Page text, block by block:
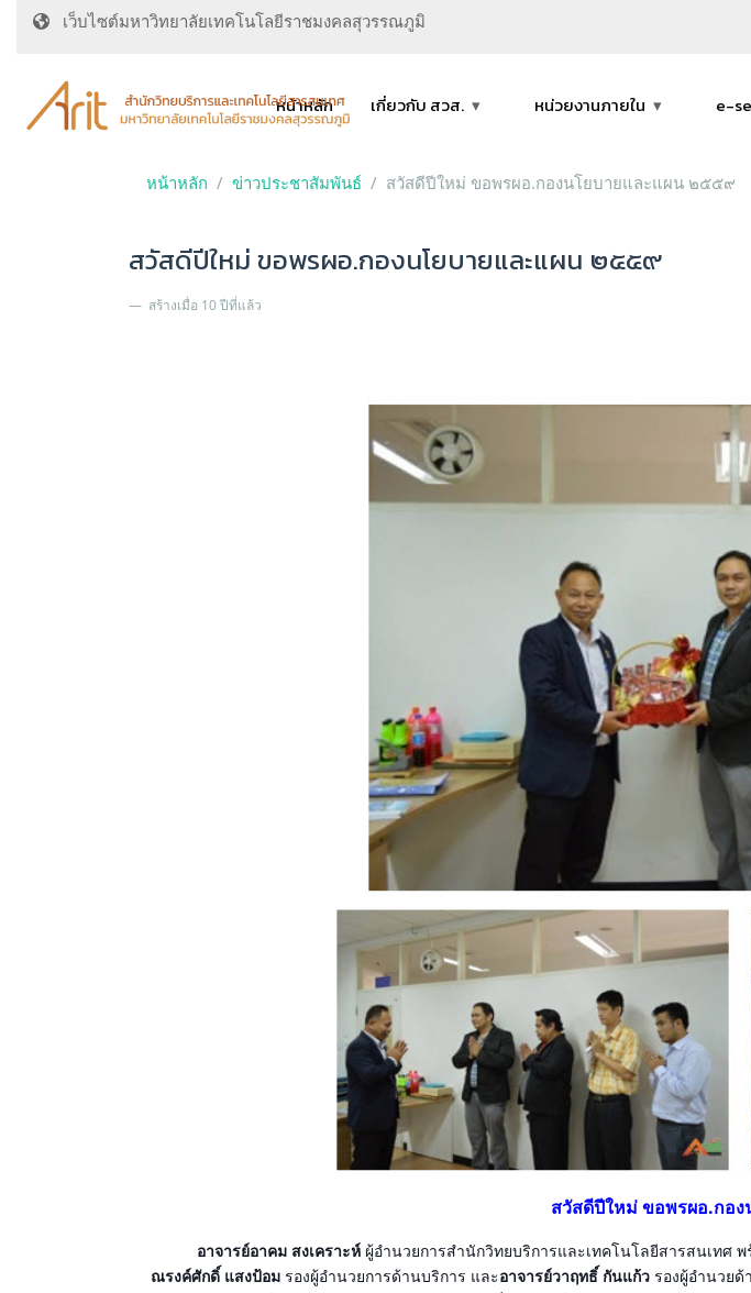
เว็บไซต์มหาวิทยาลัยเทคโนโลยีราชมงคลสุวรรณภูมิ
หน้าหลัก เกี่ยวกับ สวส. หน่วยงานภายใน e-
หน้าหลัก ข่าวประชาสัมพันธ์ สวัสดีปีใหม่ ขอพรผอ.กองนโยบายและแผน ๒๕๕๙
สวัสดีปีใหม่ ขอพรผอ.กองนโยบายและแผน ๒๕๕๙
สร้างเมื่อ 10 ปีที่แล้ว
สวัสดีปีใหม่ ขอพรผอ.กอ
อาจารย์อาคม สงเคราะห์ ผู้อำนวยการสำนักวิทยบริการและเทคโนโลยีสารสนเทศ พ
ณรงค์ศักดิ์ แสงป้อม รองผู้อำนวยการด้านบริการ และอาจารย์วาฤทธิ์ กันแก้ว รองผู้อำนวยด้